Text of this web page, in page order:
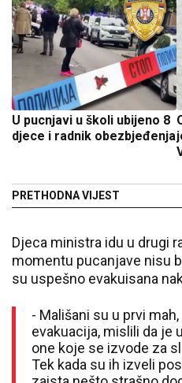
U pucnjavi u školi ubijeno 8
djece i radnik obezbjeđenja
PRETHODNA VIJEST
Djeca ministra idu u drugi
momentu pucanjave nisu
su uspešno evakuisana
- Mališani su u prvi
evakuacija, mislili da je
one koje se izvode za
Tek kada su ih izveli